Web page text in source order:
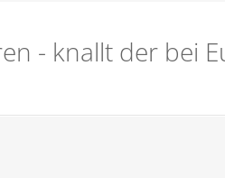
- knallt der bei